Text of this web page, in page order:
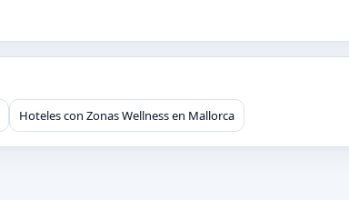
Hoteles con Zonas Wellness en Mallorca